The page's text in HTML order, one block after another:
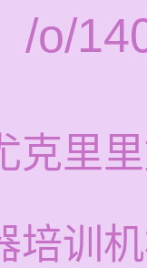
/o/
克里
培训